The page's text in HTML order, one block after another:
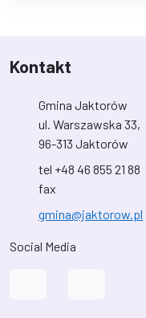
Kontakt
Gmina Jaktorów
ul. Warszawska 33,
96-313 Jaktorów
tel +48 46 855 21 88
fax
gmina@jaktorow.pl
Social Media